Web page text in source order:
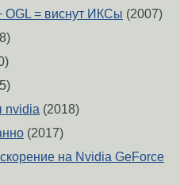
OGL = виснут ИКСы (2007)
nvidia (2018)
(2017)
на Nvidia GeForce